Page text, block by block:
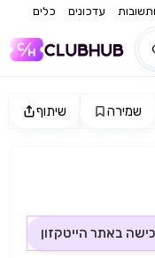
עדכונים כלים
שיתוף שמירה
באתר הייטקזון